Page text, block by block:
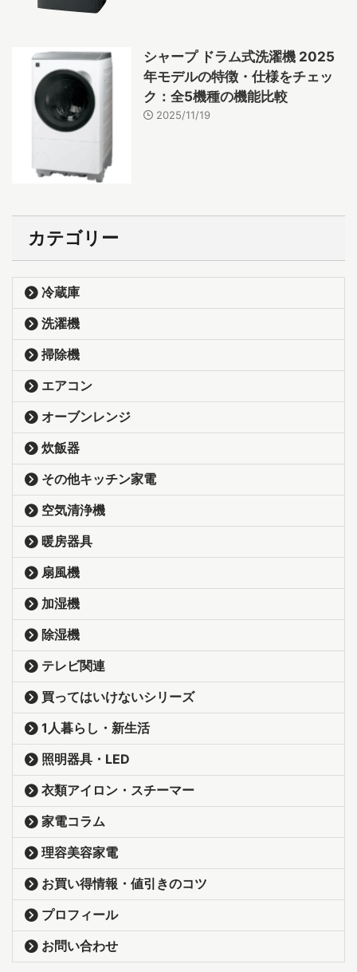
シャープ ドラム式洗濯機 2025
年モデルの特徴・仕様をチェッ
ク：全5機種の機能比較
2025/11/19
カテゴリー
冷蔵庫
洗濯機
掃除機
エアコン
オーブンレンジ
炊飯器
その他キッチン家電
空気清浄機
暖房器具
扇風機
加湿機
除湿機
テレビ関連
買ってはいけないシリーズ
1人暮らし・新生活
照明器具・LED
衣類アイロン・スチーマー
家電コラム
理容美容家電
お買い得情報・値引きのコツ
プロフィール
お問い合わせ